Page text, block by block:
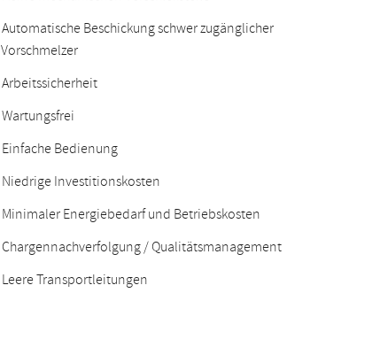
Automatische Beschickung schwer zugänglicher
Vorschmelzer
Arbeitssicherheit
Wartungsfrei
Einfache Bedienung
Niedrige Investitionskosten
Minimaler Energiebedarf und Betriebskosten
Chargennachverfolgung / Qualitätsmanagement
Leere Transportleitungen